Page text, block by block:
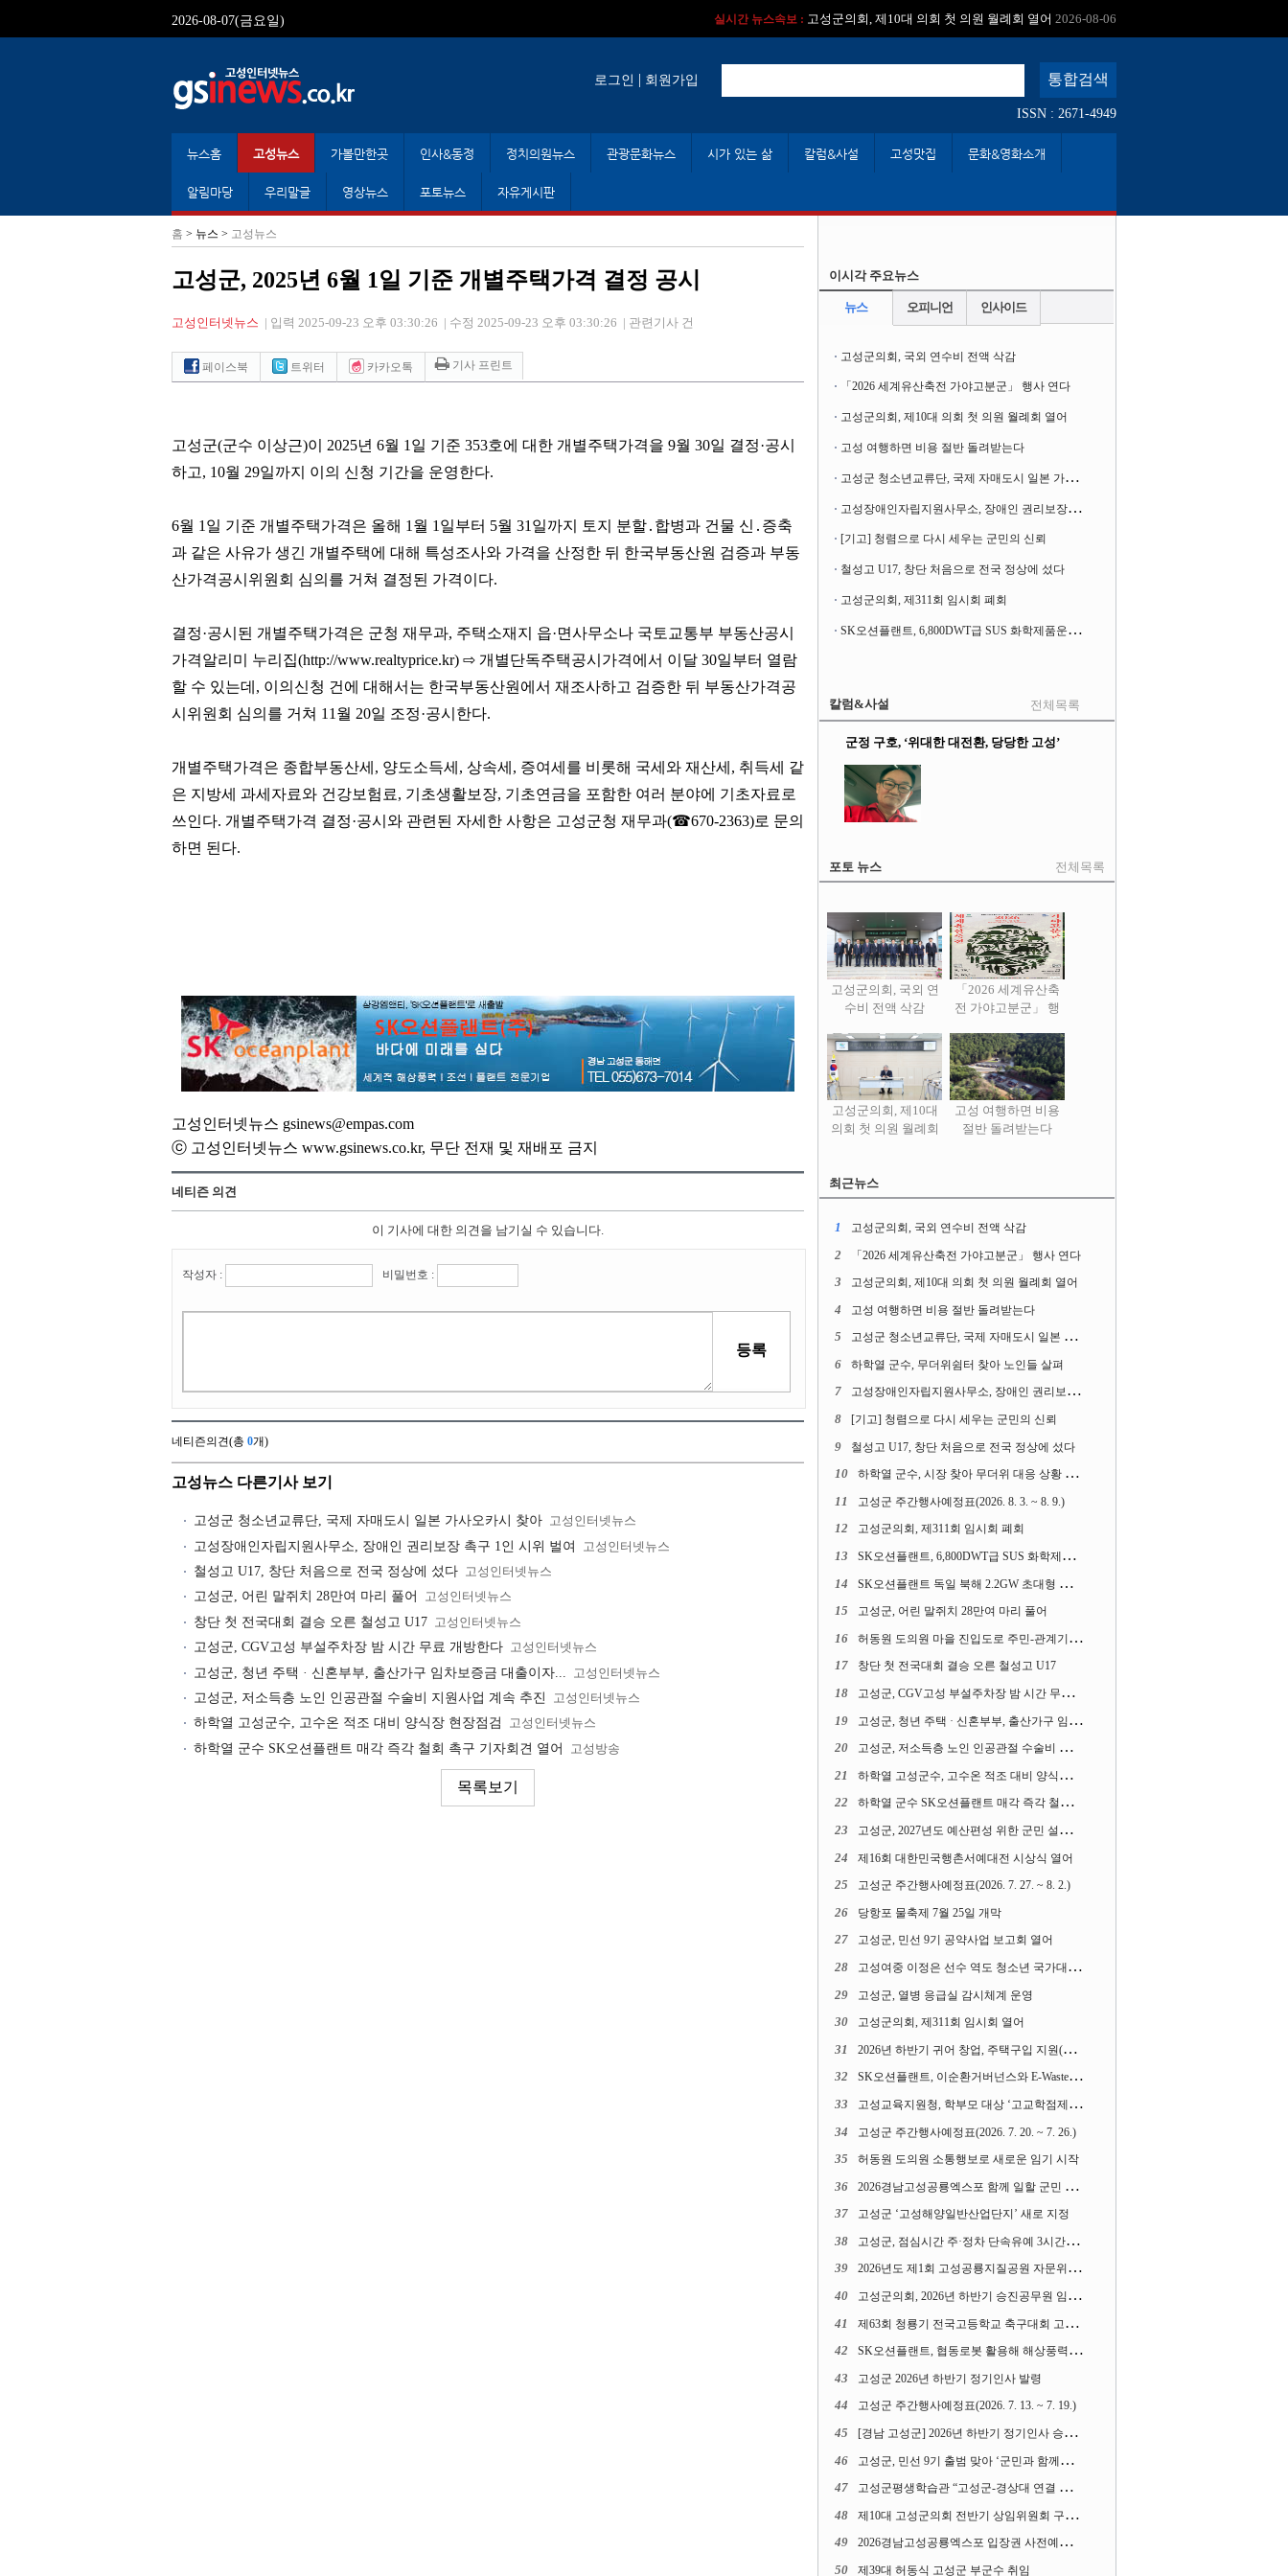
2026-08-07(금요일) 실시간 뉴스속보 : 고성군의회, 제10대 의회 첫 의원 월례회 열어 2026-08-06
로그인 | 회원가입
ISSN : 2671-4949
뉴스홈 고성뉴스 가볼만한곳 인사&동정 정치의원뉴스 관광문화뉴스 시가 있는 삶 칼럼&사설 고성맛집 문화&영화소개
알림마당 우리말글 영상뉴스 포토뉴스 자유게시판
홈 > 뉴스 > 고성뉴스
고성군, 2025년 6월 1일 기준 개별주택가격 결정 공시
고성인터넷뉴스 입력 2025-09-23 오후 03:30:26 수정 2025-09-23 오후 03:30:26 관련기사 건
페이스북 트위터 카카오톡 기사 프린트
고성군(군수 이상근)이 2025년 6월 1 일 기준 353호에 대한 개별주택가격을 9월 30일 결정·공시
하고, 10월 29일까지 이의 신청 기간을 운영한다.
6월 1 일 기준 개별주택가격은 올해 1 월 1 일부터 5월 31 일까지 토지 분할․ 합병과 건물 신 ․ 증축
과 같은 사유가 생긴 개별주택에 대해 특성조사와 가격을 산정한 뒤 한국부동산원 검증과 부동
산가격공시위원회 심의를 거쳐 결정된 가격이다.
결정·공시된 개별주택가격은 군청 재무과, 주택소재지 읍·면사무소나 국토교통부 부동산공시
가격알리미 누리집(http://www.realtyprice.kr) ⇨ 개별단독주택공시가격에서 이달 30일부터 열람
할 수 있는데 , 이의신청 건에 대해서는 한국부동산원에서 재조사하고 검증한 뒤 부동산가격공
시위원회 심의를 거쳐 11 월 20일 조정·공시한다.
개별주택가격은 종합부동산세 , 양도소득세 , 상속세 , 증여세를 비롯해 국세와 재산세 , 취득세 같
은 지방세 과세자료와 건강보험료, 기초생활보장, 기초연금을 포함한 여러 분야에 기초자료로
쓰인다. 개별주택가격 결정·공시와 관련된 자세한 사항은 고성군청 재무과(☎670-2363)로 문의
하면 된다.
고성인터넷뉴스 gsinews@empas.com
ⓒ 고성인터넷뉴스 www.gsinews.co.kr, 무단 전재 및 재배포 금지
네티즌 의견
이 기사에 대한 의견을 남기실 수 있습니다.
작성자 : 비밀번호 :
네티즌의견(총 0개)
고성뉴스 다른기사 보기
고성군 청소년교류단, 국제 자매도시 일본 가사오카시 찾아 고성인터넷뉴스
고성장애인자립지원사무소, 장애인 권리보장 촉구 1인 시위 벌여
고성인터넷뉴스
철성고 U17, 창단 처음으로 전국 정상에 섰다 고성인터넷뉴스
고성군, 어린 말쥐치 28만여 마리 풀어
고성인터넷뉴스
창단 첫 전국대회 결승 오른 철성고 U17 고성인터넷뉴스
고성군, CGV고성 부설주차장 밤 시간 무료 개방한다 고성인터넷뉴스
고성군, 청년 주택 · 신혼부부, 출산가구 임차보증금 대출이자...
고성인터넷뉴스
고성군, 저소득층 노인 인공관절 수술비 지원사업 계속 추진
고성인터넷뉴스
하학열 고성군수, 고수온 적조 대비 양식장 현장점검
고성인터넷뉴스
하학열 군수 SK오션플랜트 매각 즉각 철회 촉구 기자회견 열어
고성방송
이시각 주요뉴스
뉴스 오피니언 인사이드
고성군의회, 국외 연수비 전액 삭감
「2026 세계유산축전 가야고분군」 행사 연다
고성군의회, 제10대 의회 첫 의원 월례회 열어
고성 여행하면 비용 절반 돌려받는다
고
성군 청소년교류단, 국제 자매도시 일본 가사오카시 찾아
고
성장애인자립지원사무소, 장애인 권리보장 촉구 1인 시위 벌여
[기고] 청렴으로 다시 세우는 군민의 신뢰
철성고 U17, 창단 처음으로 전국 정상에 섰다
고성군의회, 제311회 임시회 폐회
S
K오션플랜트, 6,800DWT급 SUS 화학제품운반선 2척 수주
칼럼&사설 전체목록
군정 구호, ‘위대한 대전환, 당당한 고성’
포토 뉴스 전체목록
고성군의회, 국외 연
수비 전액 삭감
「2026 세계유산축
전 가야고분군」 행
고성군의회, 제10대
의회 첫 의원 월례회
고성 여행하면 비용
절반 돌려받는다
최근뉴스
1 고성군의회, 국외 연수비 전액 삭감
2 「2026 세계유산축전 가야고분군」 행사 연다
3 고성군의회, 제10대 의회 첫 의원 월례회 열어
4 고성 여행하면 비용 절반 돌려받는다
5 고성군 청소년교류단, 국제 자매도시 일본 가사오카시 찾아
6 하학열 군수, 무더위쉼터 찾아 노인들 살펴
7 고성장애인자립지원사무소, 장애인 권리보장 촉구 1인 시위 벌여
8 [기고] 청렴으로 다시 세우는 군민의 신뢰
9 철성고 U17, 창단 처음으로 전국 정상에 섰다
10 하학열 군수, 시장 찾아 무더위 대응 상황 살펴
11 고성군 주간행사예정표(2026. 8. 3. ~ 8. 9.)
12 고성군의회, 제311회 임시회 폐회
13 SK오션플랜트, 6,800DWT급 SUS 화학제품운반선 2척 수주
14 SK오션플랜트 독일 북해 2.2GW 초대형 해상변전소 하부구조물 수주
15 고성군, 어린 말쥐치 28만여 마리 풀어
16 허동원 도의원 마을 진입도로 주민-관계기관과 함께 간담회 열어
17 창단 첫 전국대회 결승 오른 철성고 U17
18 고성군, CGV고성 부설주차장 밤 시간 무료 개방한다
19 고성군, 청년 주택 · 신혼부부, 출산가구 임차보증금 대출이자 지원사업 시행
20 고성군, 저소득층 노인 인공관절 수술비 지원사업 계속 추진
21 하학열 고성군수, 고수온 적조 대비 양식장 현장점검
22 하학열 군수 SK오션플랜트 매각 즉각 철회 촉구 기자회견 열어
23 고성군, 2027년도 예산편성 위한 군민 설문조사 실시
24 제16회 대한민국행촌서예대전 시상식 열어
25 고성군 주간행사예정표(2026. 7. 27. ~ 8. 2.)
26 당항포 물축제 7월 25일 개막
27 고성군, 민선 9기 공약사업 보고회 열어
28 고성여중 이정은 선수 역도 청소년 국가대표에 뽑혀
29 고성군, 열병 응급실 감시체계 운영
30 고성군의회, 제311회 임시회 열어
31 2026년 하반기 귀어 창업, 주택구입 지원(융자) 사업대상자 모집
32 SK오션플랜트, 이순환거버넌스와 E-Waste Zero 업무협약
33 고성교육지원청, 학부모 대상 ‘고교학점제와 대입제도 설명회’ 열어
34 고성군 주간행사예정표(2026. 7. 20. ~ 7. 26.)
35 허동원 도의원 소통행보로 새로운 임기 시작
36 2026경남고성공룡엑스포 함께 일할 군민 모집
37 고성군 ‘고성해양일반산업단지’ 새로 지정
38 고성군, 점심시간 주·정차 단속유예 3시간으로 확대
39 2026년도 제1회 고성공룡지질공원 자문위원회 열어
40 고성군의회, 2026년 하반기 승진공무원 임용장 수여
41 제63회 청룡기 전국고등학교 축구대회 고성서 열린다
42 SK오션플랜트, 협동로봇 활용해 해상풍력 생산 혁신 속도 낸다
43 고성군 2026년 하반기 정기인사 발령
44 고성군 주간행사예정표(2026. 7. 13. ~ 7. 19.)
45 [경남 고성군] 2026년 하반기 정기인사 승진심사 결과
46 고성군, 민선 9기 출범 맞아 ‘군민과 함께하는 대전환 소통간담회’ 열어
47 고성군평생학습관 “고성군-경상대 연결 평생교육” 운영
48 제10대 고성군의회 전반기 상임위원회 구성 완료
49 2026경남고성공룡엑스포 입장권 사전예매 시작
50 제39대 허동식 고성군 부군수 취임